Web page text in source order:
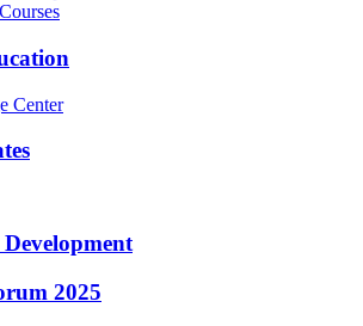
Center
2025